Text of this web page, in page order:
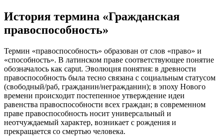
История термина «Гражданская
правоспособность»
Термин «правоспособность» образован от слов «право» и
«способность». В латинском праве соответствующее понятие
обозначалось как caput. Эволюция понятия: в древности
правоспособность была тесно связана с социальным статусом
(свободный/раб, гражданин/негражданин); в эпоху Нового
времени происходит постепенное утверждение идеи
равенства правоспособности всех граждан; в современном
праве правоспособность носит универсальный и
неотчуждаемый характер, возникает с рождения и
прекращается со смертью человека.